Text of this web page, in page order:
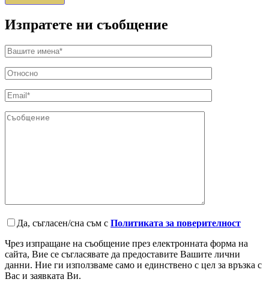
Изпратете ни съобщение
Да, съгласен/сна съм с Политиката за поверителност
Чрез изпращане на съобщение през електронната форма на
сайта, Вие се съгласявате да предоставите Вашите лични
данни. Ние ги използваме само и единствено с цел за връзка с
Вас и заявката Ви.